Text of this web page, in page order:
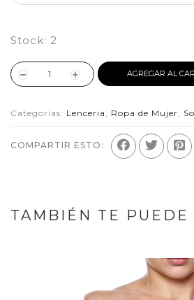
Stock: 2
AGREGAR AL
Categorías: Lenceria Ropa de Mujer
COMPARTIR ESTO:
TAMBIÉN TE PUEDE